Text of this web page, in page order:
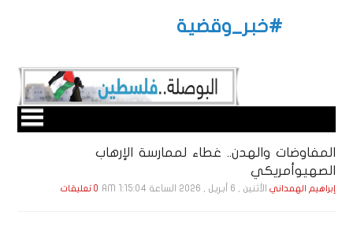
#خبر_وقضية
المفاوضات والهدن.. غطاء لممارسة الإرهاب
الصهيوأمريكي
إبراهيم الهمداني الأثنين , 6 أبـريـل , 2026 الساعة 1:15:04 AM 0 تعليقات